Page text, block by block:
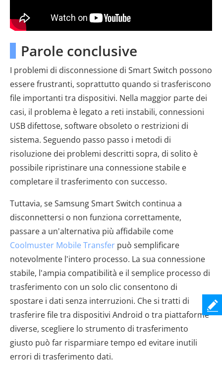
Parole conclusive
I problemi di disconnessione di Smart Switch possono
essere frustranti, soprattutto quando si trasferiscono
file importanti tra dispositivi. Nella maggior parte dei
casi, il problema è legato a reti instabili, connessioni
USB difettose, software obsoleto o restrizioni di
sistema. Seguendo passo passo i metodi di
risoluzione dei problemi descritti sopra, di solito è
possibile ripristinare una connessione stabile e
completare il trasferimento con successo.
Tuttavia, se Samsung Smart Switch continua a
disconnettersi o non funziona correttamente,
passare a un'alternativa più affidabile come
Coolmuster Mobile Transfer può semplificare
notevolmente l'intero processo. La sua connessione
stabile, l'ampia compatibilità e il semplice processo di
trasferimento con un solo clic consentono di
spostare i dati senza interruzioni. Che si tratti di
trasferire file tra dispositivi Android o tra piattaforme
diverse, scegliere lo strumento di trasferimento
giusto può far risparmiare tempo ed evitare inutili
errori di trasferimento dati.